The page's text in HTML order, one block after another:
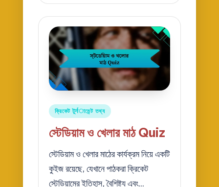
Posted
ক্রিকেট টুर्नামেন্ট তথ্য
স্টেডিয়াম ও খেলার মাঠ Quiz
স্টেডিয়াম ও খেলার মাঠের কার্যক্রম নিয়ে একটি
কুইজ রয়েছে, যেখানে পাঠকরা ক্রিকেট
স্টেডিয়ামের ইতিহাস, বৈশিষ্ট্য এবং…